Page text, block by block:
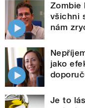
Zombie
všichni
nám
jako
Je to